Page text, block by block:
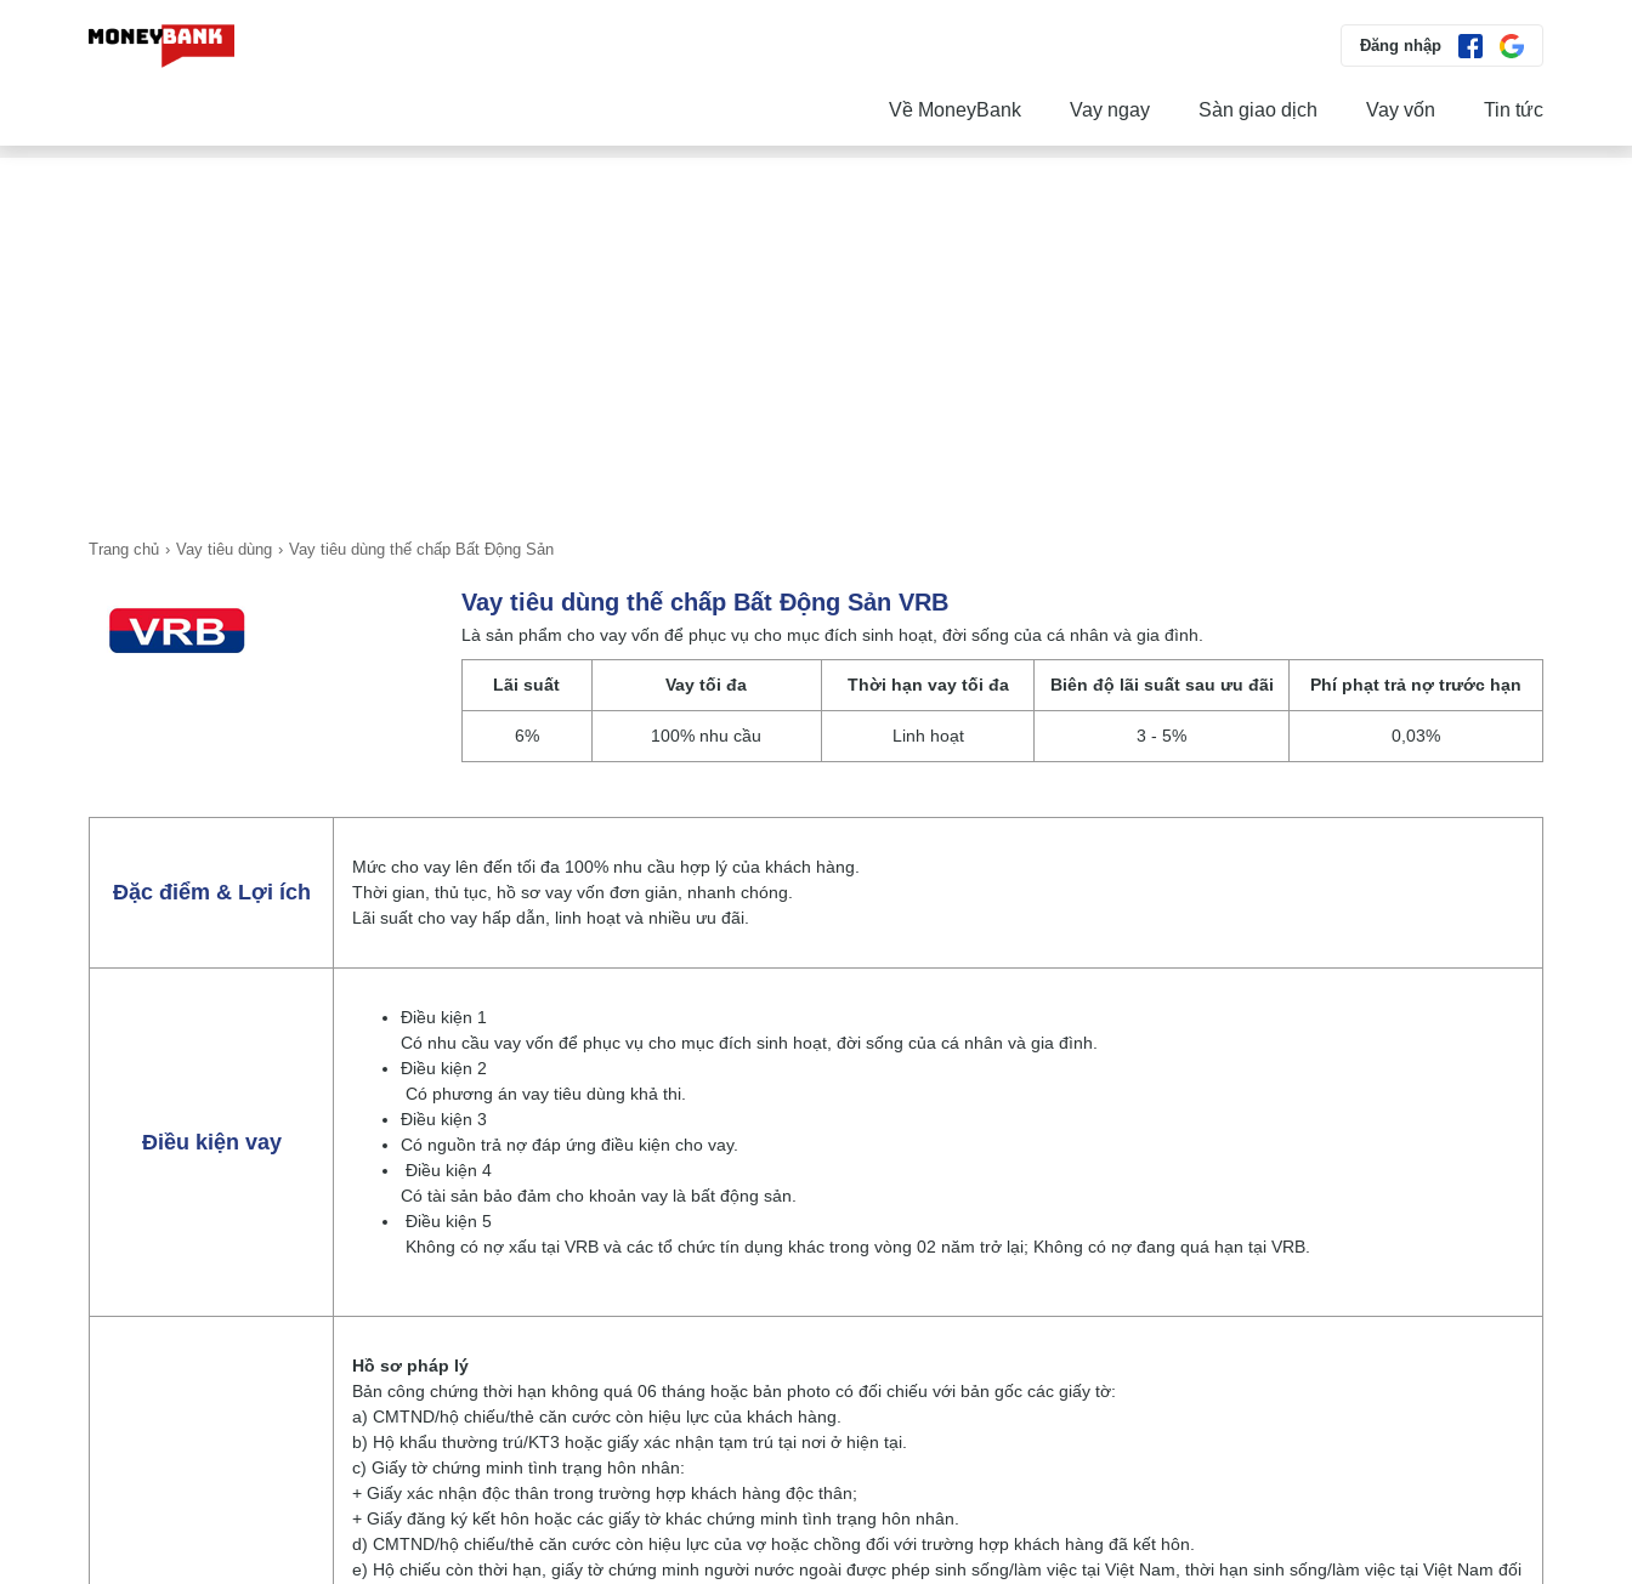
Đăng nhập
Về MoneyBank Vay ngay Sàn giao dịch Vay vốn Tin tức
Trang chủ Vay tiêu dùng Vay tiêu dùng thế chấp Bất Động Sản
Vay tiêu dùng thế chấp Bất Động Sản VRB
Là sản phẩm cho vay vốn để phục vụ cho mục đích sinh hoạt, đời sống của cá nhân và gia đình.
Lãi suất
6%
Vay tối đa
100% nhu cầu
Thời hạn vay tối đa
Linh hoạt
Biên độ lãi suất sau ưu đãi
3 - 5%
Phí phạt trả nợ trước hạn
0,03%
Đặc điểm & Lợi ích
Mức cho vay lên đến tối đa 100% nhu cầu hợp lý của khách hàng.
Thời gian, thủ tục, hồ sơ vay vốn đơn giản, nhanh chóng.
Lãi suất cho vay hấp dẫn, linh hoạt và nhiều ưu đãi.
Điều kiện vay
Điều kiện 1
Có nhu cầu vay vốn để phục vụ cho mục đích sinh hoạt, đời sống của cá nhân và gia đình.
Điều kiện 2
Có phương án vay tiêu dùng khả thi.
Điều kiện 3
Có nguồn trả nợ đáp ứng điều kiện cho vay.
Điều kiện 4
Có tài sản bảo đảm cho khoản vay là bất động sản.
Điều kiện 5
Không có nợ xấu tại VRB và các tổ chức tín dụng khác trong vòng 02 năm trở lại; Không có nợ đang quá hạn tại VRB.
Hồ sơ pháp lý
Bản công chứng thời hạn không quá 06 tháng hoặc bản photo có đối chiếu với bản gốc các giấy tờ:
a) CMTND/hộ chiếu/thẻ căn cước còn hiệu lực của khách hàng.
b) Hộ khẩu thường trú/KT3 hoặc giấy xác nhận tạm trú tại nơi ở hiện tại.
c) Giấy tờ chứng minh tình trạng hôn nhân:
+ Giấy xác nhận độc thân trong trường hợp khách hàng độc thân;
+ Giấy đăng ký kết hôn hoặc các giấy tờ khác chứng minh tình trạng hôn nhân.
d) CMTND/hộ chiếu/thẻ căn cước còn hiệu lực của vợ hoặc chồng đối với trường hợp khách hàng đã kết hôn.
e) Hộ chiếu còn thời hạn, giấy tờ chứng minh người nước ngoài được phép sinh sống/làm việc tại Việt Nam, thời hạn sinh sống/làm việc tại Việt Nam đối